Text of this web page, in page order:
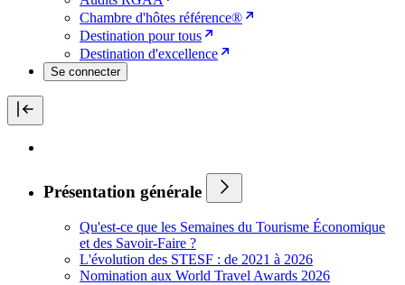
Chambre d'hôtes référence®
Destination pour tous
Destination d'excellence
Se connecter
Présentation générale
Qu'est-ce que les Semaines du Tourisme Économique
et des Savoir-Faire ?
L'évolution des STESF : de 2021 à 2026
Nomination aux World Travel Awards 2026